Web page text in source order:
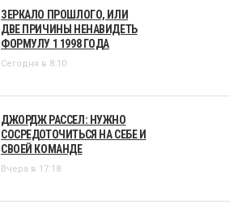
ЗЕРКАЛО ПРОШЛОГО, ИЛИ
ДВЕ ПРИЧИНЫ НЕНАВИДЕТЬ
ФОРМУЛУ 1 1998 ГОДА
Сегодня в 8:10
ДЖОРДЖ РАССЕЛ: НУЖНО
СОСРЕДОТОЧИТЬСЯ НА СЕБЕ И
СВОЕЙ КОМАНДЕ
Вчера в 17:18